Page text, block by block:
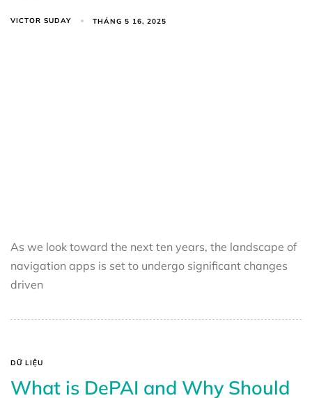
VICTOR SUDAY THÁNG 5 16, 2025
As we look toward the next ten years, the landscape of
navigation apps is set to undergo significant changes
driven
DỮ LIỆU
What is DePAI and Why Should